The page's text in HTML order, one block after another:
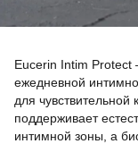
Eucerin Intim Protect
ежедневной
для
поддерживает
интимной зоны, а